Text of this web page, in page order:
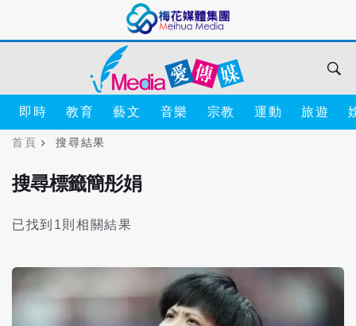
即時 教育 藝文 音樂 宗教 運動 旅遊
首頁 搜尋結果
搜尋標籤簡彤娟
已找到1則相關結果